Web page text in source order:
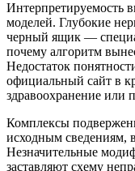
Интерпретируемость
моделей. Глубокие
черный ящик —
почему алгоритм
Недостаток
официальный сайт в
здравоохранение или
Комплексы
исходным сведениям,
Незначительные
заставляют схему